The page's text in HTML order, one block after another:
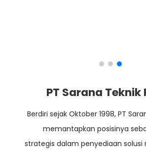
PT Sarana Teknik
Berdiri sejak Oktober 1998, PT
memantapkan posisinya
strategis dalam penyediaan solusi